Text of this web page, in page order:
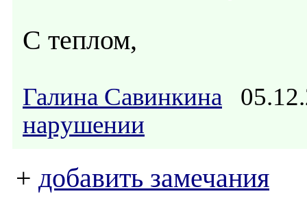
С теплом,
Галина Савинкина
нарушении
+ добавить замечания